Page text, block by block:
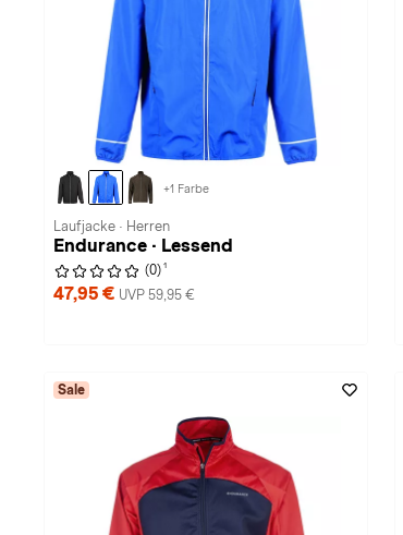
+1 Farbe
Laufjacke · Herren
Endurance · Lessend
(0) 1
47,95 € UVP 59,95 €
Sale